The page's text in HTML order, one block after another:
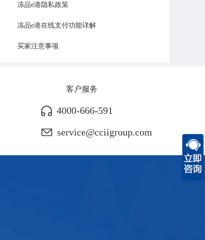
冻品e港隐私政策
冻品e港在线支付功能详解
买家注意事项
客户服务
4000-666-591
service@cciigroup.com